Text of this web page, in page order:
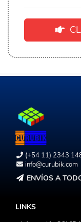
(+54 11) 2343
info@curubik.com
ENVÍOS A
LINKS